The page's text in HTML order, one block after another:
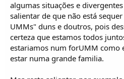
algumas situações e
salientar de que não está
UMMs" duns e doutros, pois
certeza que estamos todos
estariamos num forUMM como
estar numa grande familia.